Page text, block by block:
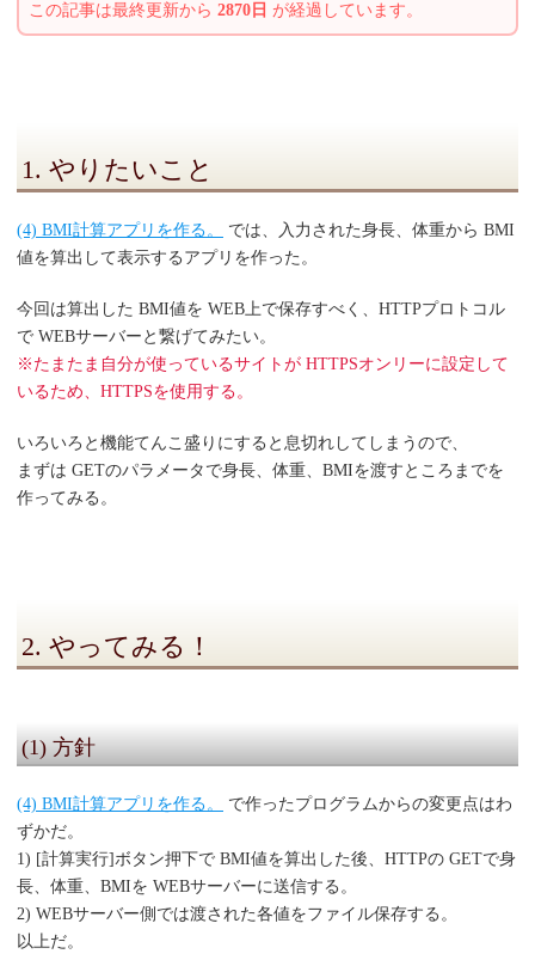
この記事は最終更新から 2870日 が経過しています。
1. やりたいこと
(4) BMI計算アプリを作る。
では、入力された身長、体重から BMI
値を算出して表示するアプリを作った。
今回は算出した BMI値を WEB上で保存すべく、HTTPプロトコル
で WEBサーバーと繋げてみたい。
※たまたま自分が使っているサイトが HTTPSオンリーに設定して
いるため、HTTPSを使用する。
いろいろと機能てんこ盛りにすると息切れしてしまうので、
まずは GETのパラメータで身長、体重、BMIを渡すところまでを
作ってみる。
2. やってみる！
(1) 方針
(4) BMI計算アプリを作る。
で作ったプログラムからの変更点はわ
ずかだ。
1) [計算実行]ボタン押下で BMI値を算出した後、HTTPの GETで身
長、体重、BMIを WEBサーバーに送信する。
2) WEBサーバー側では渡された各値をファイル保存する。
以上だ。